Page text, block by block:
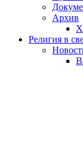
Архив
Религия в